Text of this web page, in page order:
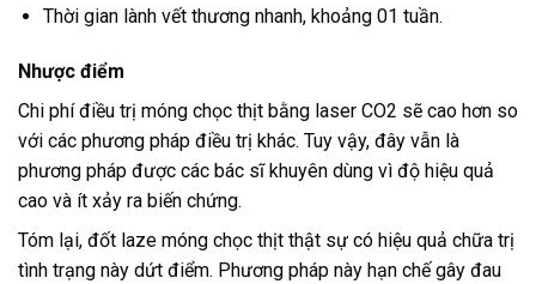
Thời gian lành vết thương nhanh, khoảng 01 tuần.
Nhược điểm
Chi phí điều trị móng chọc thịt bằng laser CO2 sẽ cao hơn so
với các phương pháp điều trị khác. Tuy vậy, đây vẫn là
phương pháp được các bác sĩ khuyên dùng vì độ hiệu quả
cao và ít xảy ra biến chứng.
Tóm lại, đốt laze móng chọc thịt thật sự có hiệu quả chữa trị
tình trạng này dứt điểm. Phương pháp này hạn chế gây đau